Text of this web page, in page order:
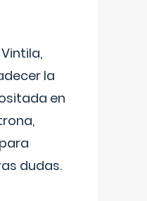
la
en
dudas.